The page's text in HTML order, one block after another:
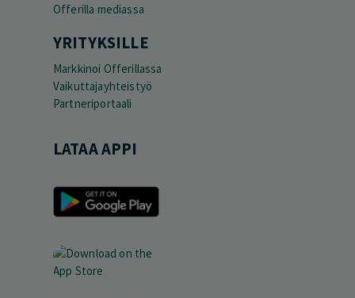
Offerilla mediassa
YRITYKSILLE
Markkinoi Offerillassa
Vaikuttajayhteistyö
Partneriportaali
LATAA APPI